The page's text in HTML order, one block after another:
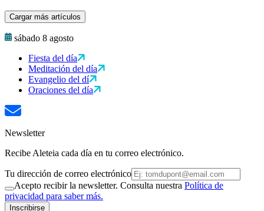
Cargar más artículos
sábado 8 agosto
Fiesta del día
Meditación del día
Evangelio del dí
Oraciones del día
Newsletter
Recibe Aleteia cada día en tu correo electrónico.
Tu dirección de correo electrónico
Acepto recibir la newsletter. Consulta nuestra Política de
privacidad para saber más.
Inscribirse